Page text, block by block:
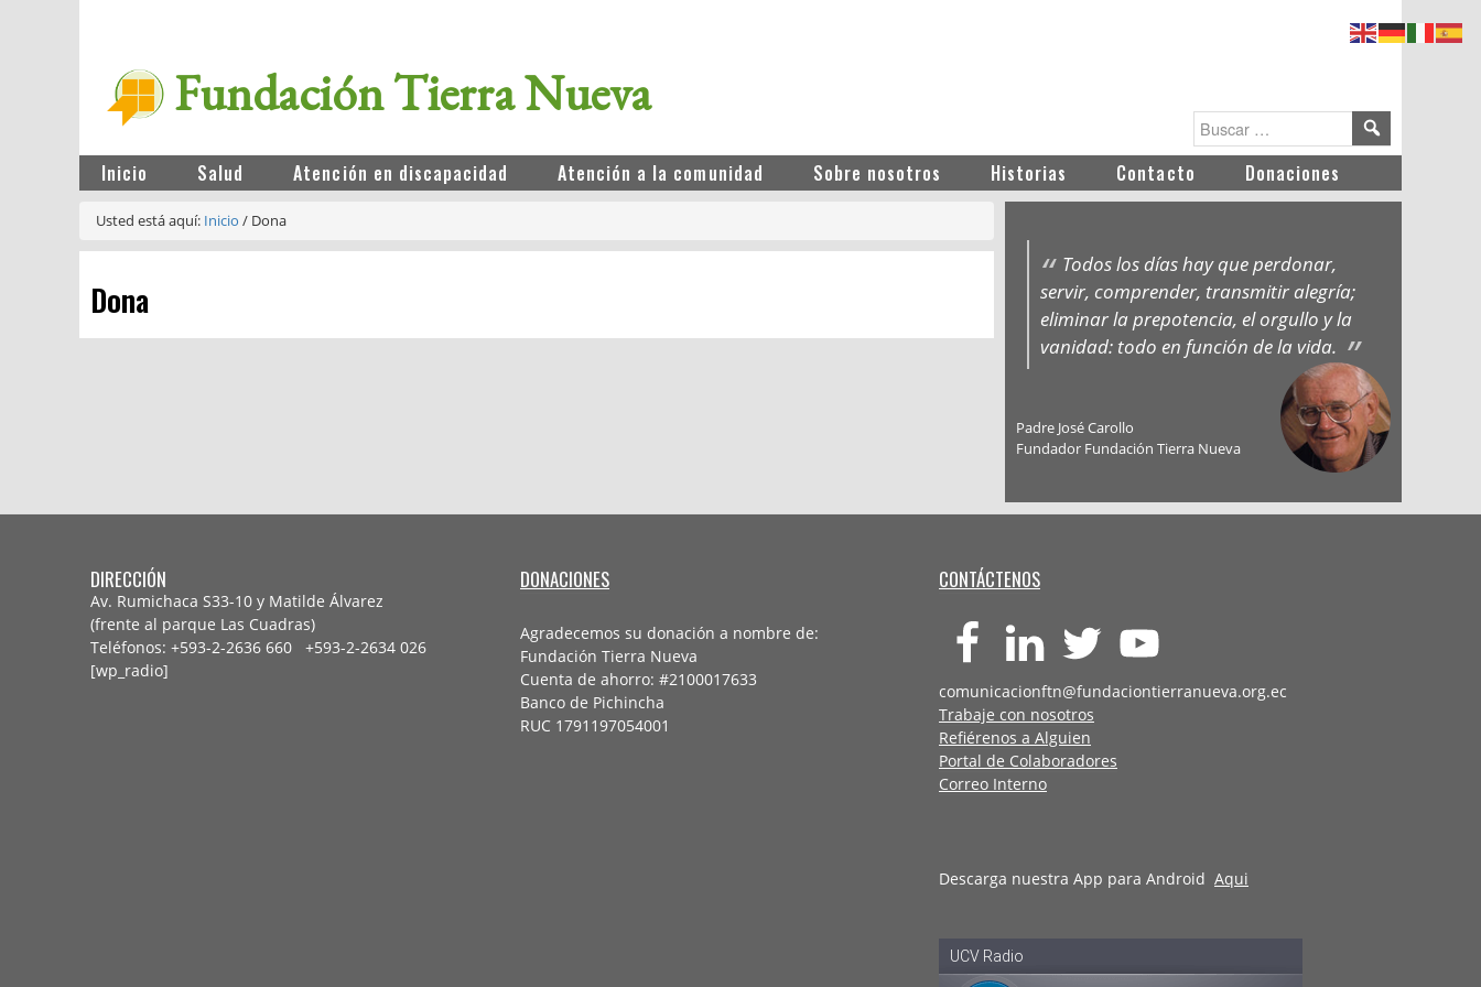
Fundación Tierra Nueva
Inicio Salud Atención en discapacidad Atención a la comunidad Sobre nosotros Historias Contacto Donaciones
Usted está aquí: Inicio / Dona
Dona
Todos los días hay que perdonar,
servir, comprender, transmitir alegría;
eliminar la prepotencia, el orgullo y la
vanidad: todo en función de la vida.
Padre José Carollo
Fundador Fundación Tierra Nueva
DIRECCIÓN
Av. Rumichaca S33-10 y Matilde Álvarez
(frente al parque Las Cuadras)
Teléfonos: +593-2-2636 660 +593-2-2634 026
[wp_radio]
DONACIONES
Agradecemos su donación a nombre de:
Fundación Tierra Nueva
Cuenta de ahorro: #2100017633
Banco de Pichincha
RUC 1791197054001
CONTÁCTENOS
comunicacionftn@fundaciontierranueva.org.ec
Trabaje con nosotros
Refiérenos a Alguien
Portal de Colaboradores
Correo Interno
Descarga nuestra App para Android Aqui